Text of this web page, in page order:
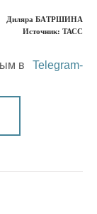
Диляра БAТРШИНА
Источник: ТАСС
в
Telegram-